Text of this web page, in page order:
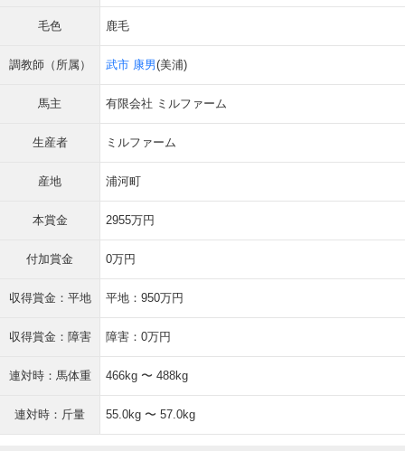
毛色 鹿毛
調教師（所属） 武市 康男(美浦)
馬主 有限会社 ミルファーム
生産者 ミルファーム
産地 浦河町
本賞金 2955万円
付加賞金 0万円
収得賞金：平地 平地：950万円
収得賞金：障害 障害：0万円
連対時：馬体重 466kg 〜 488kg
連対時：斤量 55.0kg 〜 57.0kg